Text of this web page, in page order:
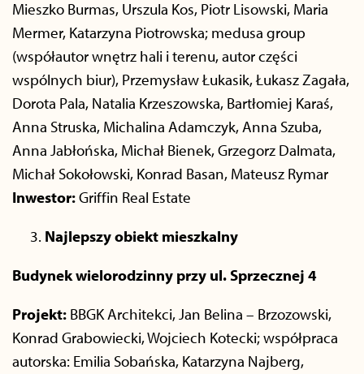
Mieszko Burmas, Urszula Kos, Piotr Lisowski, Maria
Mermer, Katarzyna Piotrowska; medusa group
(współautor wnętrz hali i terenu, autor części
wspólnych biur), Przemysław Łukasik, Łukasz Zagała,
Dorota Pala, Natalia Krzeszowska, Bartłomiej Karaś,
Anna Struska, Michalina Adamczyk, Anna Szuba,
Anna Jabłońska, Michał Bienek, Grzegorz Dalmata,
Michał Sokołowski, Konrad Basan, Mateusz Rymar
Inwestor:Griffin Real Estate
Najlepszy obiekt mieszkalny
Budynek wielorodzinny przy ul. Sprzecznej 4
Projekt: BBGK Architekci, Jan Belina – Brzozowski,
Konrad Grabowiecki, Wojciech Kotecki; współpraca
autorska: Emilia Sobańska, Katarzyna Najberg,